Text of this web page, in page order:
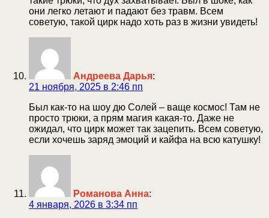
они легко летают и падают без травм. Всем
советую, такой цирк надо хоть раз в жизни увидеть!
Андреева Дарья:
21 ноября, 2025 в 2:46 пп
Был как-то на шоу дю Солей – ваще космос! Там не
просто трюки, а прям магия какая-то. Даже не
ожидал, что цирк может так зацепить. Всем советую,
если хочешь заряд эмоций и кайфа на всю катушку!
Романова Анна:
4 января, 2026 в 3:34 пп